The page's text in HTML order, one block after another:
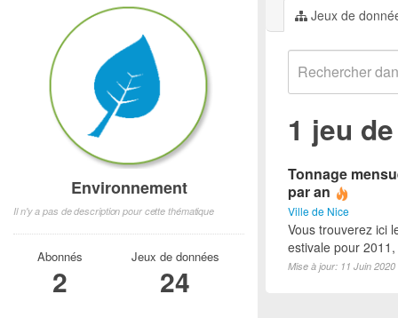
Jeux de
1 jeu
Tonnage
par an
Ville de Nice
Vous trouverez ici
estivale pour
Mise à jour: 11 Juin 2020
Environnement
Il n'y a pas de description pour cette thématique
Abonnés
2
Jeux de données
24